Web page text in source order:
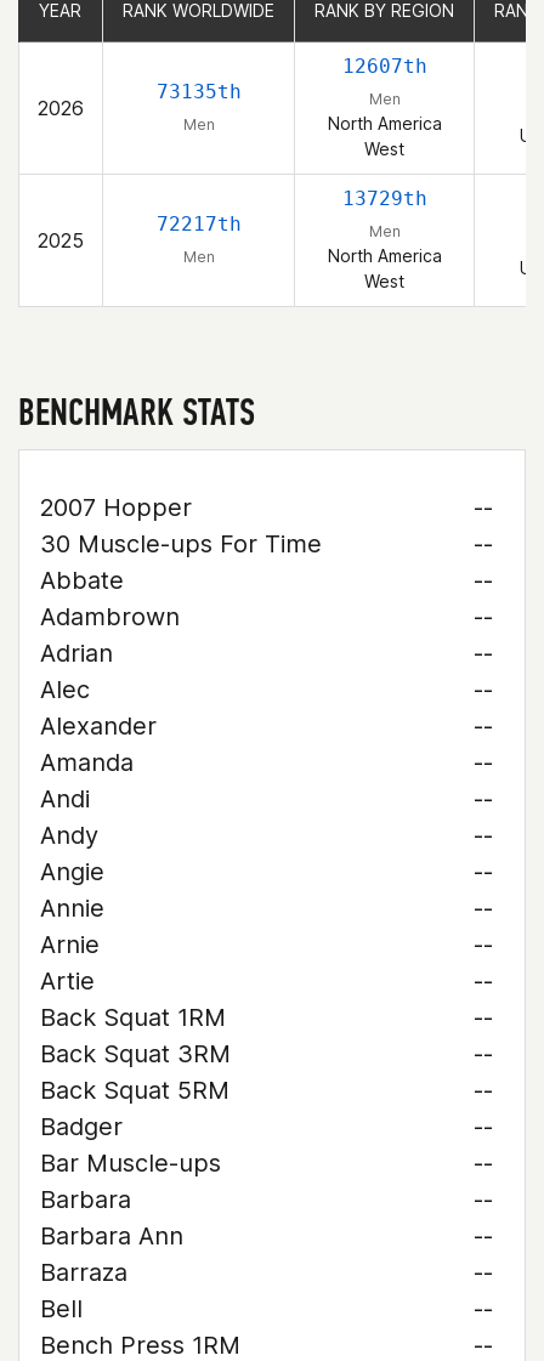
YEAR RANK WORLDWIDE RANK BY REGION
2026
73135th
Men
12607th
Men
North America
West
2025
72217th
Men
13729th
Men
North America
West
YEAR RANK WORLDWIDE RANK BY REGION
BENCHMARK STATS
2007 Hopper
--
30 Muscle-ups For Time
--
Abbate
--
Adambrown
--
Adrian
--
Alec
--
Alexander
--
Amanda
--
Andi
--
Andy
--
Angie
--
Annie
--
Arnie
--
Artie
--
Back Squat 1RM
--
Back Squat 3RM
--
Back Squat 5RM
--
Badger
--
Bar Muscle-ups
--
Barbara
--
Barbara Ann
--
Barraza
--
Bell
--
Bench Press 1RM
--